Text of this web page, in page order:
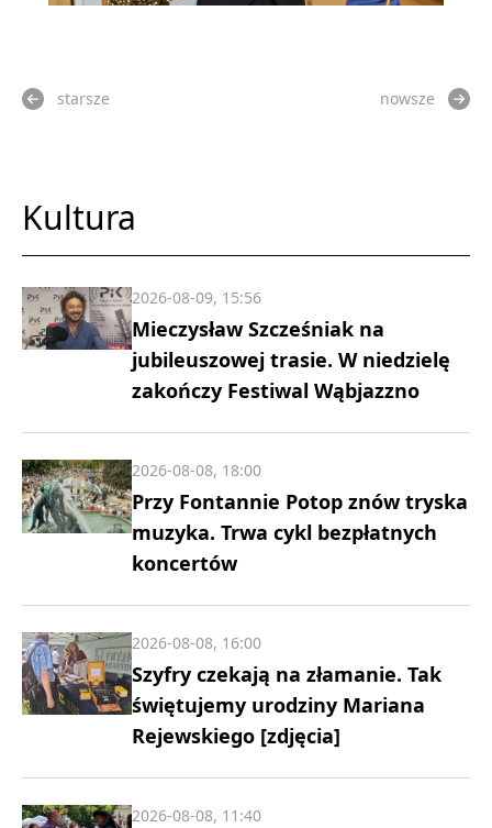
starsze nowsze
Kultura
Mieczysław Szcześniak na
jubileuszowej trasie. W niedzielę
zakończy Festiwal Wąbjazzno
2026-08-09, 15:56
Przy Fontannie Potop znów tryska
muzyka. Trwa cykl bezpłatnych
koncertów
2026-08-08, 18:00
Szyfry czekają na złamanie. Tak
świętujemy urodziny Mariana
Rejewskiego [zdjęcia]
2026-08-08, 16:00
2026-08-08, 11:40